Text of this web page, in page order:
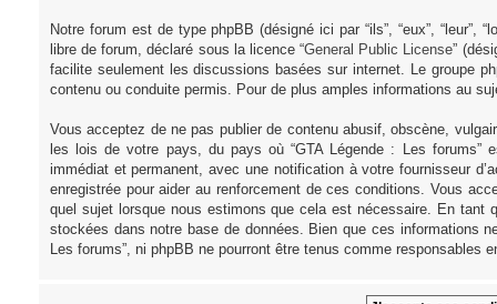
Notre forum est de type phpBB (désigné ici par “ils”, “eux”, “leur”,
libre de forum, déclaré sous la licence “General Public License”
facilite seulement les discussions basées sur internet. Le groupe
contenu ou conduite permis. Pour de plus amples informations au
Vous acceptez de ne pas publier de contenu abusif, obscène,
les lois de votre pays, du pays où “GTA Légende : Les
immédiat et permanent, avec une notification à votre fournisseur
enregistrée pour aider au renforcement de ces conditions. Vous
quel sujet lorsque nous estimons que cela est nécessaire. En tant
stockées dans notre base de données. Bien que ces informations
Les forums”, ni phpBB ne pourront être tenus comme